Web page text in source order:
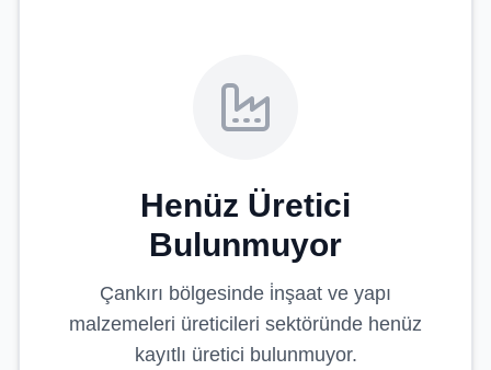
Henüz Üretici
Bulunmuyor
Çankırı bölgesinde i̇nşaat ve yapı
malzemeleri üreticileri sektöründe henüz
kayıtlı üretici bulunmuyor.